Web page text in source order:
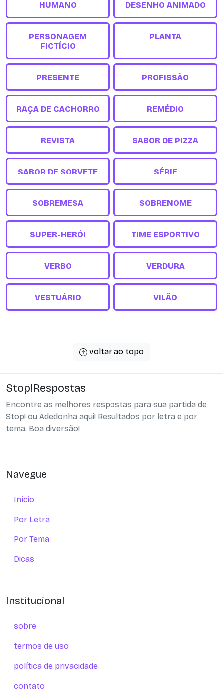
HUMANO
DESENHO ANIMADO
PERSONAGEM
FICTÍCIO
PLANTA
PRESENTE PROFISSÃO
RAÇA DE CACHORRO REMÉDIO
REVISTA SABOR DE PIZZA
SABOR DE SORVETE SÉRIE
SOBREMESA SOBRENOME
SUPER-HERÓI TIME ESPORTIVO
VERBO VERDURA
VESTUÁRIO VILÃO
voltar ao topo
Stop!Respostas
Encontre as melhores respostas para sua partida de
Stop! ou Adedonha aqui! Resultados por letra e por
tema. Boa diversão!
Navegue
Início
Por Letra
Por Tema
Dicas
Institucional
sobre
termos de uso
política de privacidade
contato